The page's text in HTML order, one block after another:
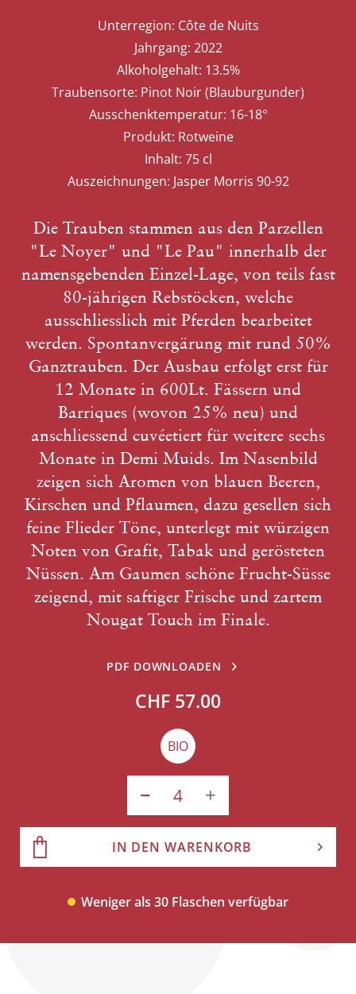
Unterregion: Côte de Nuits
Jahrgang: 2022
Alkoholgehalt: 13.5%
Traubensorte: Pinot Noir (Blauburgunder)
Ausschenktemperatur: 16-18°
Produkt: Rotweine
Inhalt: 75 cl
Auszeichnungen: Jasper Morris 90-92
Die Trauben stammen aus den Parzellen
"Le Noyer" und "Le Pau" innerhalb der
namensgebenden Einzel-Lage, von teils fast
80-jährigen Rebstöcken, welche
ausschliesslich mit Pferden bearbeitet
werden. Spontanvergärung mit rund 50%
Ganztrauben. Der Ausbau erfolgt erst für
12 Monate in 600Lt. Fässern und
Barriques (wovon 25% neu) und
anschliessend cuvéetiert für weitere sechs
Monate in Demi Muids. Im Nasenbild
zeigen sich Aromen von blauen Beeren,
Kirschen und Pflaumen, dazu gesellen sich
feine Flieder Töne, unterlegt mit würzigen
Noten von Grafit, Tabak und gerösteten
Nüssen. Am Gaumen schöne Frucht-Süsse
zeigend, mit saftiger Frische und zartem
Nougat Touch im Finale.
PDF DOWNLOADEN
CHF 57.00
BIO
IN DEN WARENKORB
Weniger als 30 Flaschen verfügbar